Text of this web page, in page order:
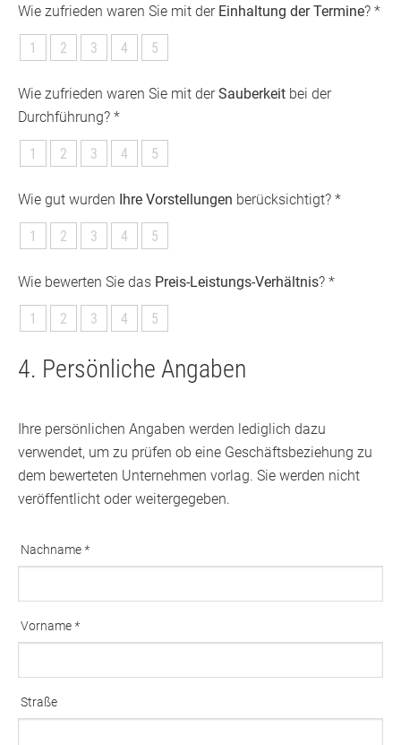
Wie zufrieden waren Sie mit der Einhaltung der Termine? *
1 2 3 4 5
Wie zufrieden waren Sie mit derSauberkeit bei der
Durchführung? *
1 2 3 4 5
Wie gut wurden Ihre Vorstellungen berücksichtigt? *
1 2 3 4 5
Wie bewerten Sie das Preis-Leistungs-Verhältnis? *
1 2 3 4 5
4. Persönliche Angaben
Ihre persönlichen Angaben werden lediglich dazu
verwendet, um zu prüfen ob eine Geschäftsbeziehung zu
dem bewerteten Unternehmen vorlag. Sie werden nicht
veröffentlicht oder weitergegeben.
Nachname *
Vorname *
Straße